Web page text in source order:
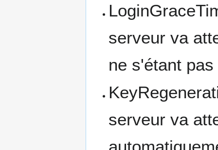
serveur va
ne s'étant
serveur va